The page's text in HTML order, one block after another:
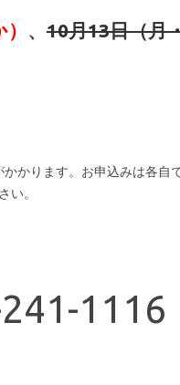
、10月13日（月
かります。お申込みは各自
い。
1116